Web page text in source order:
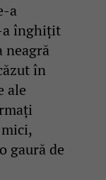
a
a înghițit
neagră
în
ale
gaură de